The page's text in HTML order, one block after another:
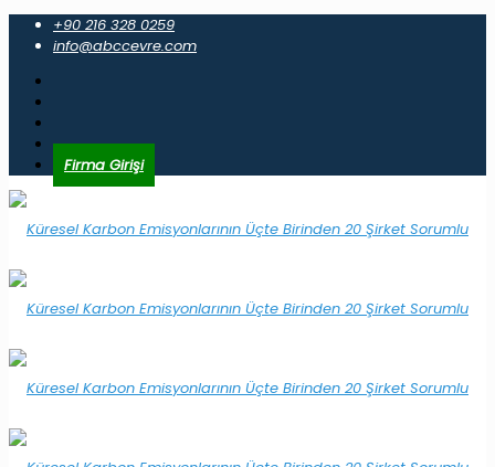
+90 216 328 0259
info@abccevre.com
Firma Girişi